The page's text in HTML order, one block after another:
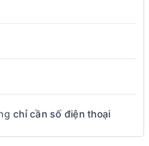
chỉ cần số điện thoại